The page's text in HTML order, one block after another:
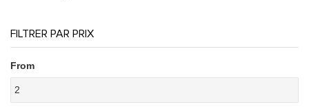
FILTRER PAR PRIX
From